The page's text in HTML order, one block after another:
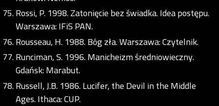
Rossi, P. 1998. Zatonięcie bez świadka. Idea postępu.
Warszawa: IFiS PAN.
Rousseau, H. 1988. Bóg zła. Warszawa: Czytelnik.
Runciman, S. 1996. Manicheizm średniowieczny.
Gdańsk: Marabut.
Russell, J.B. 1986. Lucifer, the Devil in the Middle
Ages. Ithaca: CUP.